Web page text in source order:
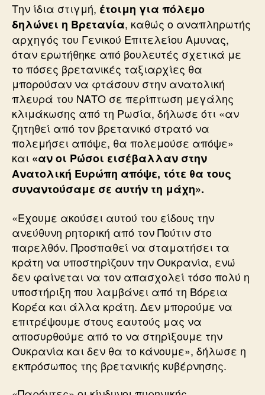
Την ίδια στιγμή, έτοιμη για πόλεμο
δηλώνει η Βρετανία, καθώς ο αναπληρωτής
αρχηγός του Γενικού Επιτελείου Αμυνας,
όταν ερωτήθηκε από βουλευτές σχετικά με
το πόσες βρετανικές ταξιαρχίες θα
μπορούσαν να φτάσουν στην ανατολική
πλευρά του ΝΑΤΟ σε περίπτωση μεγάλης
κλιμάκωσης από τη Ρωσία, δήλωσε ότι «αν
ζητηθεί από τον βρετανικό στρατό να
πολεμήσει απόψε, θα πολεμούσε απόψε»
και «αν οι Ρώσοι εισέβαλλαν στην
Ανατολική Ευρώπη απόψε, τότε θα τους
συναντούσαμε σε αυτήν τη μάχη».
«Εχουμε ακούσει αυτού του είδους την
ανεύθυνη ρητορική από τον Πούτιν στο
παρελθόν. Προσπαθεί να σταματήσει τα
κράτη να υποστηρίζουν την Ουκρανία, ενώ
δεν φαίνεται να τον απασχολεί τόσο πολύ η
υποστήριξη που λαμβάνει από τη Βόρεια
Κορέα και άλλα κράτη. Δεν μπορούμε να
επιτρέψουμε στους εαυτούς μας να
αποσυρθούμε από το να στηρίξουμε την
Ουκρανία και δεν θα το κάνουμε», δήλωσε η
εκπρόσωπος της βρετανικής κυβέρνησης.